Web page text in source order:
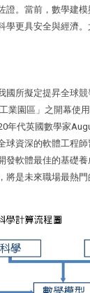
證。當前，數學建
學更具安全與經濟
國所擬定提昇全球
業園區」之開幕使
年代英國數學家
球資深的軟體工程師
發軟體最佳的基礎
將是未來職場最熱